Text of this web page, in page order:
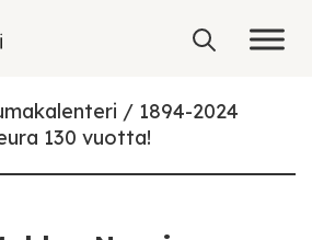
1894-2024
130 vuotta!